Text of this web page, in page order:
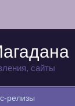
сайты
релизы